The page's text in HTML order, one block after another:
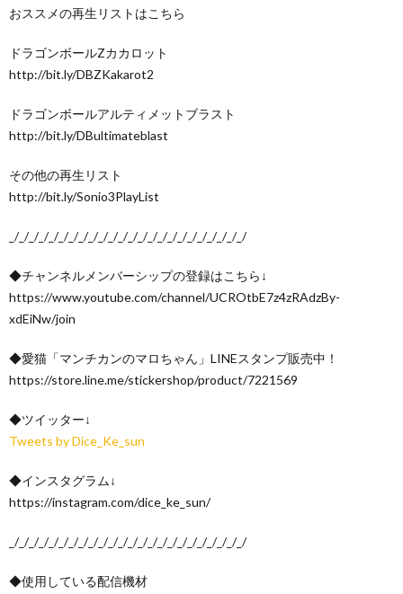
おススメの再生リストはこちら
ドラゴンボールZカカロット
http://bit.ly/DBZKakarot2
ドラゴンボールアルティメットブラスト
http://bit.ly/DBultimateblast
その他の再生リスト
http://bit.ly/Sonio3PlayList
_/_/_/_/_/_/_/_/_/_/_/_/_/_/_/_/_/_/_/_/_/_/_/_/
◆チャンネルメンバーシップの登録はこちら↓
https://www.youtube.com/channel/UCROtbE7z4zRAdzBy-
xdEiNw/join
◆愛猫「マンチカンのマロちゃん」LINEスタンプ販売中！
https://store.line.me/stickershop/product/7221569
◆ツイッター↓
Tweets by Dice_Ke_sun
◆インスタグラム↓
https://instagram.com/dice_ke_sun/
_/_/_/_/_/_/_/_/_/_/_/_/_/_/_/_/_/_/_/_/_/_/_/_/
◆使用している配信機材